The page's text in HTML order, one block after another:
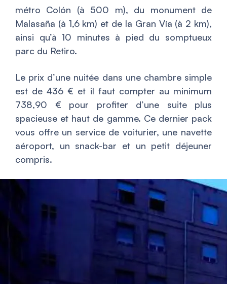
métro Colón (à 500 m), du monument de
Malasaña (à 1,6 km) et de la Gran Vía (à 2 km),
ainsi qu’à 10 minutes à pied du somptueux
parc du Retiro.
Le prix d’une nuitée dans une chambre simple
est de 436 € et il faut compter au minimum
738,90 € pour profiter d’une suite plus
spacieuse et haut de gamme. Ce dernier pack
vous offre un service de voiturier, une navette
aéroport, un snack-bar et un petit déjeuner
compris.